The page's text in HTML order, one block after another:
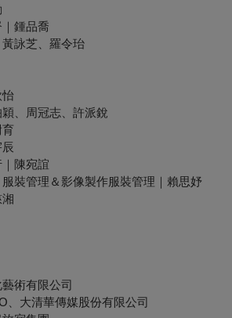
鍾品喬
詠芝、羅令珆
怡
、周冠志、許派銳
陳宛誼
裝管理＆影像製作服裝管理｜賴思妤
湘
術有限公司
、大清華傳媒股份有限公司